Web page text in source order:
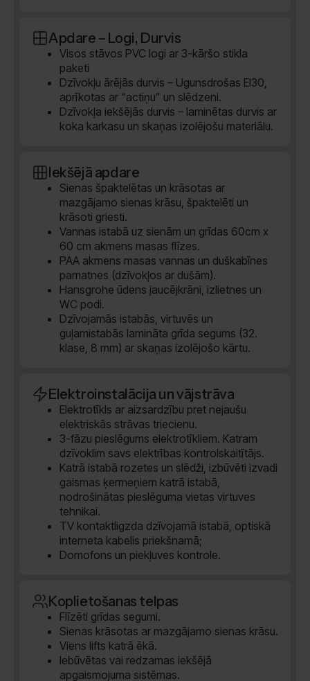
Apdare – Logi, Durvis
Visos stāvos PVC logi ar 3-kāršo stikla
paketi
Dzīvokļu ārējās durvis – Ugunsdrošas EI30,
aprīkotas ar “actiņu” un slēdzeni.
Dzīvokļa iekšējās durvis – laminētas durvis ar
koka karkasu un skaņas izolējošu materiālu.
Iekšējā apdare
Sienas špaktelētas un krāsotas ar
mazgājamo sienas krāsu, špaktelēti un
krāsoti griesti.
Vannas istabā uz sienām un grīdas 60cm x
60 cm akmens masas flīzes.
PAA akmens masas vannas un duškabīnes
pamatnes (dzīvokļos ar dušām).
Hansgrohe ūdens jaucējkrāni, izlietnes un
WC podi.
Dzīvojamās istabās, virtuvēs un
guļamistabās lamināta grīda segums (32.
klase, 8 mm) ar skaņas izolējošo kārtu.
Elektroinstalācija un vājstrāva
Elektrotīkls ar aizsardzību pret nejaušu
elektriskās strāvas triecienu.
3-fāzu pieslēgums elektrotīkliem. Katram
dzīvoklim savs elektrības kontrolskaitītājs.
Katrā istabā rozetes un slēdži, izbūvēti izvadi
gaismas ķermeņiem katrā istabā,
nodrošinātas pieslēguma vietas virtuves
tehnikai.
TV kontaktligzda dzīvojamā istabā, optiskā
interneta kabelis priekšnamā;
Domofons un piekļuves kontrole.
Koplietošanas telpas
Flīzēti grīdas segumi.
Sienas krāsotas ar mazgājamo sienas krāsu.
Viens lifts katrā ēkā.
Iebūvētas vai redzamas iekšējā
apgaismojuma sistēmas.